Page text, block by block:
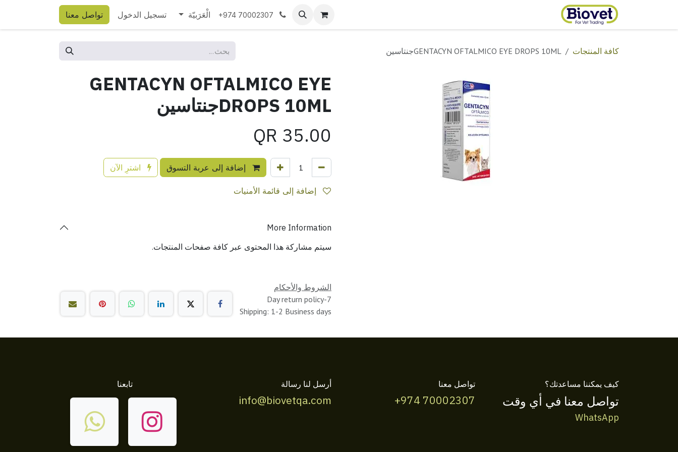
تخطي للذهاب إلى المحتوى
+974 70002307 الْعَرَبيّة تسجيل الدخول تواصل معنا
كافة المنتجات GENTACYN OFTALMICO EYE DROPS 10MLجنتاسين
GENTACYN OFTALMICO EYE
DROPS 10MLجنتاسين
35.00
إضافة إلى عربة التسوق اشترِ الآن
More Information
سيتم مشاركة هذا المحتوى عبر كافة صفحات المنتجات.
الشروط والأحكام
7-Day return policy
Shipping: 1-2 Business days
كيف يمكننا مساعدتك؟
تواصل معنا في أي وقت
WhatsApp
تواصل معنا
+974 70002307
أرسل لنا رسالة
info@biovetqa.com
تابعنا